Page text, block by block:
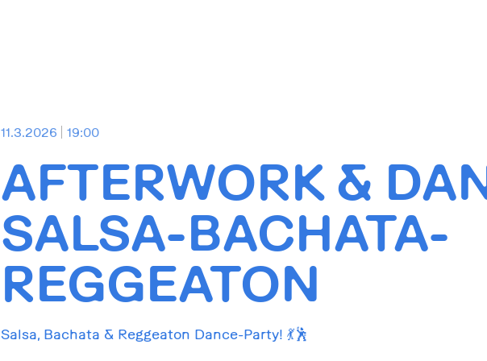
11.3.2026 19:00
AFTERWORK &
SALSA-BACHATA-
REGGEATON
Salsa, Bachata & Reggeaton Dance-Party! 💃🕺